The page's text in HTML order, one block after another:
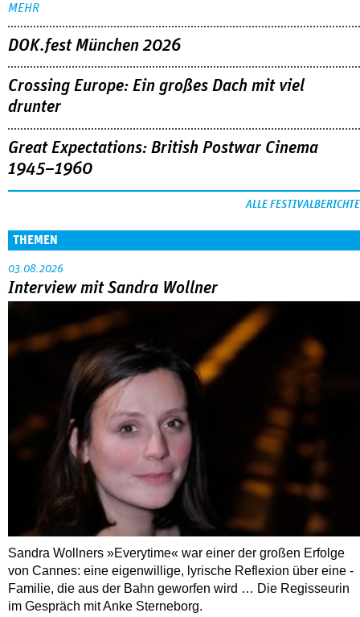
MEHR
DOK.fest München 2026
Crossing Europe: Ein großes Dach mit viel
drunter
Great Expectations: British Postwar Cinema
1945–1960
ALLE FESTIVALBERICHTE
THEMEN
03.08.2026
Interview mit Sandra Wollner
Sandra Wollners »Everytime« war einer der großen Erfolge
von Cannes: eine eigenwillige, lyrische Reflexion über eine ­
Familie, die aus der Bahn geworfen wird … Die Regisseurin
im Gespräch mit Anke Sterneborg.